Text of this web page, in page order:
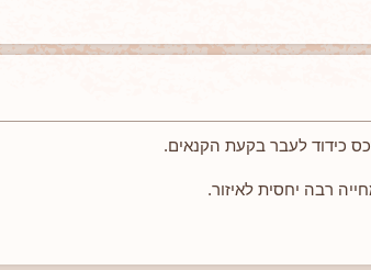
כידוד לעבר בקעת הקנאים.
רבה יחסית לאיזור.